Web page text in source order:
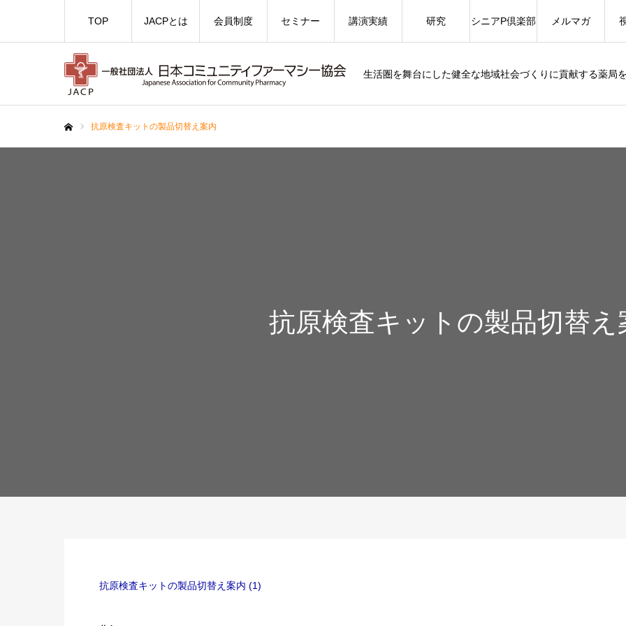
生活圏を舞台にした健全な地域社会づくりに貢献する薬局
TOP JACPとは 会員制度 セミナー 講演実績 研究 シニアP倶楽部 メルマガ
抗原検査キットの製品切替え案内
抗原検査キットの製品切替え
抗原検査キットの製品切替え案内 (1)